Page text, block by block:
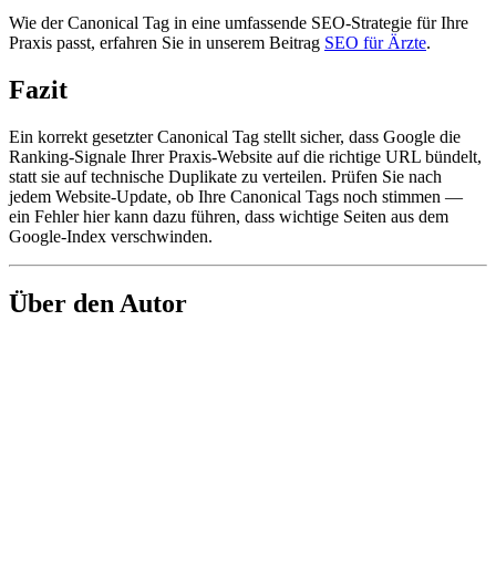
Wie der Canonical Tag in eine umfassende SEO-Strategie für Ihre
Praxis passt, erfahren Sie in unserem Beitrag SEO für Ärzte.
Fazit
Ein korrekt gesetzter Canonical Tag stellt sicher, dass Google die
Ranking-Signale Ihrer Praxis-Website auf die richtige URL bündelt,
statt sie auf technische Duplikate zu verteilen. Prüfen Sie nach
jedem Website-Update, ob Ihre Canonical Tags noch stimmen —
ein Fehler hier kann dazu führen, dass wichtige Seiten aus dem
Google-Index verschwinden.
Über den Autor